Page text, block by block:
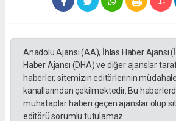
Anadolu Ajansı (AA), İhlas Haber Ajansı
Haber Ajansı (DHA) ve diğer ajanslar
haberler, sitemizin editörlerinin
kanallarından çekilmektedir. Bu
muhataplar haberi geçen ajanslar olup
editörü sorumlu tutulamaz...